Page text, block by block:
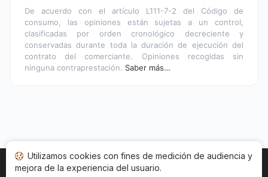
De acuerdo con el artículo L111-7-2 del Código de
consumo, las opiniones están sujetas a un control,
clasificadas por orden cronológico decreciente y
conservadas durante toda la duración de ejecución del
contrato del comerciante. Opiniones recogidas sin
ninguna contraprestación. Saber más…
Inicio Estado opiniones Categorías
Utilizamos cookies con fines de medición de audiencia y
mejora de la experiencia del usuario.